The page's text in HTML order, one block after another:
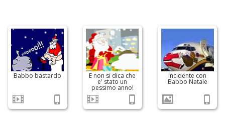
Babbo bastardo E non si dica che
e' stato un
pessimo anno!
Incidente con
Babbo Natale